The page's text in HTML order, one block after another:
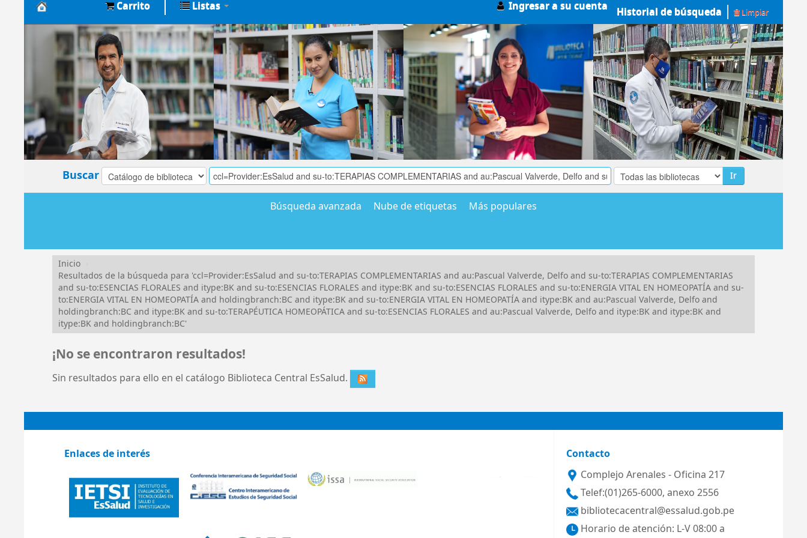
Biblioteca
Central
EsSalud
Carrito Listas Ingresar a su cuenta Historial de búsqueda Limpiar
Buscar Ir
Búsqueda avanzada Nube de etiquetas Más populares
Inicio
Resultados de la búsqueda para 'ccl=Provider:EsSalud and su-to:TERAPIAS COMPLEMENTARIAS and au:Pascual Valverde, Delfo and su-to:TERAPIAS COMPLEMENTARIAS
and su-to:ESENCIAS FLORALES and itype:BK and su-to:ESENCIAS FLORALES and itype:BK and su-to:ESENCIAS FLORALES and su-to:ENERGIA VITAL EN HOMEOPATÍA and su-
to:ENERGIA VITAL EN HOMEOPATÍA and holdingbranch:BC and itype:BK and su-to:ENERGIA VITAL EN HOMEOPATÍA and itype:BK and au:Pascual Valverde, Delfo and
holdingbranch:BC and itype:BK and su-to:TERAPÉUTICA HOMEOPÁTICA and su-to:ESENCIAS FLORALES and au:Pascual Valverde, Delfo and itype:BK and itype:BK and
itype:BK and holdingbranch:BC'
¡No se encontraron resultados!
Sin resultados para ello en el catálogo Biblioteca Central EsSalud.
Enlaces de interés
Contacto
Complejo Arenales - Oficina 217
Telef:(01)265-6000, anexo 2556
bibliotecacentral@essalud.gob.pe
Horario de atención: L-V 08:00 a